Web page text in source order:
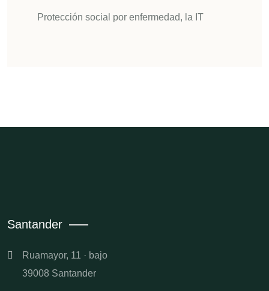
Protección social por enfermedad, la IT
Santander
Ruamayor, 11 · bajo
39008 Santander